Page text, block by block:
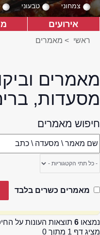
צמחוני טבעוני
אירועים
ראשי > מאמרים
מאמרים
מסעדות,
חיפוש מאמרים
מאמרים כשרים בלבד
נמצאו 6 תוצאות העונות על
מציג דף 1 מתוך 0